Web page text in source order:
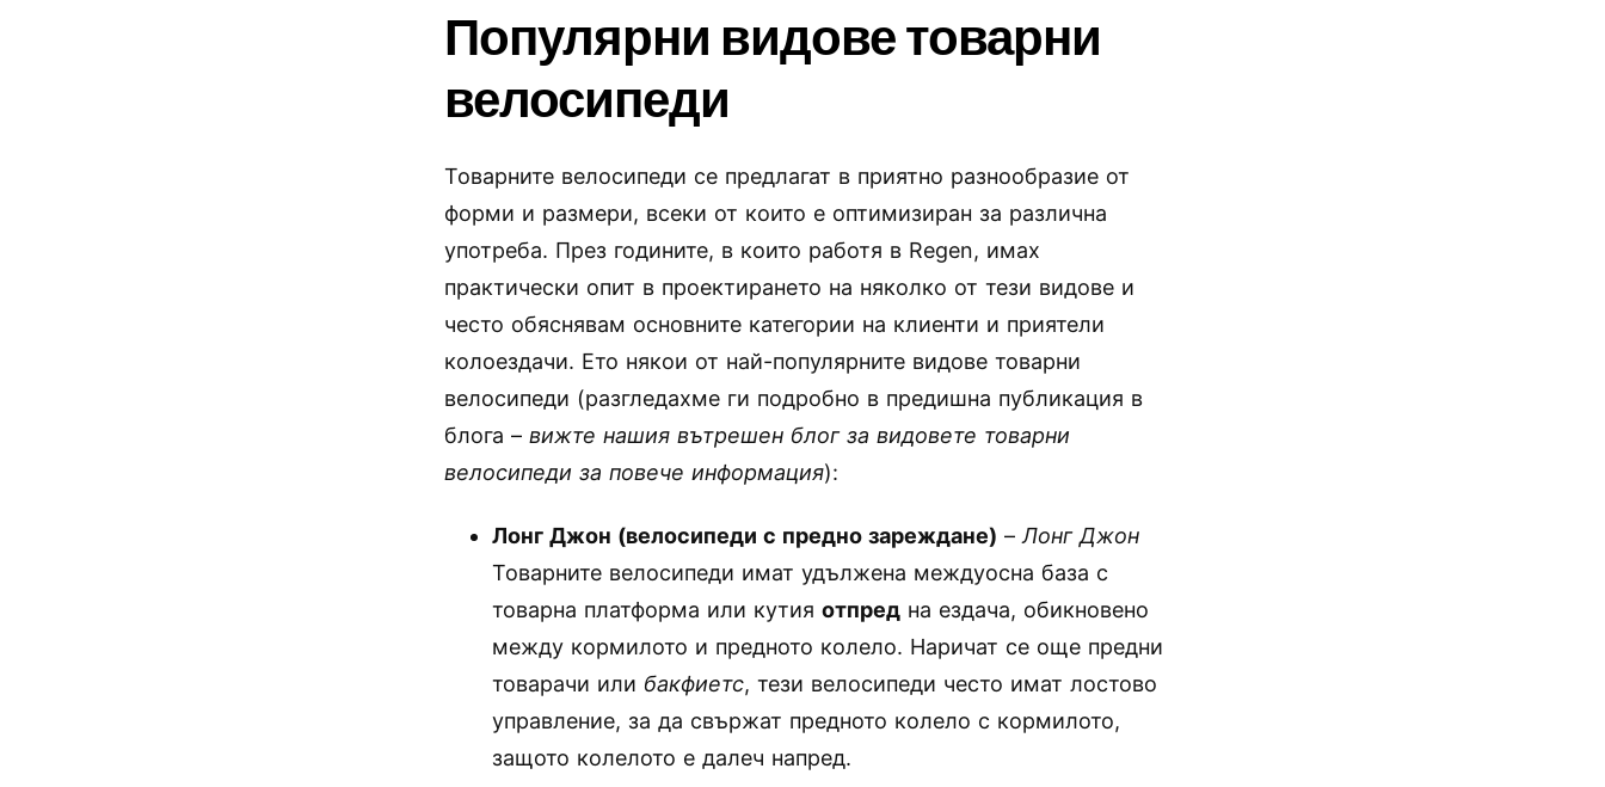
Популярни видове товарни
велосипеди
Товарните велосипеди се предлагат в приятно разнообразие от
форми и размери, всеки от които е оптимизиран за различна
употреба. През годините, в които работя в Regen, имах
практически опит в проектирането на няколко от тези видове и
често обяснявам основните категории на клиенти и приятели
колоездачи. Ето някои от най-популярните видове товарни
велосипеди (разгледахме ги подробно в предишна публикация в
блога –вижте нашия вътрешен блог за видовете товарни
велосипеди за повече информация):
Лонг Джон (велосипеди с предно зареждане) –Лонг Джон
Товарните велосипеди имат удължена междуосна база с
товарна платформа или кутияотпред на ездача, обикновено
между кормилото и предното колело. Наричат се още предни
товарачи или бакфиетс, тези велосипеди често имат лостово
управление, за да свържат предното колело с кормилото,
защото колелото е далеч напред.